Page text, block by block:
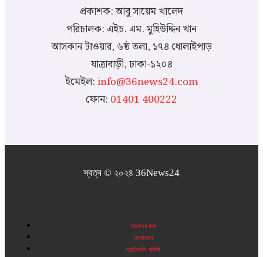
প্রকাশক: আবু সায়েম খালেদ
পরিচালক: এইচ. এম. মুহিউদ্দিন খান
আসকান টাওয়ার, ৬ষ্ঠ তলা, ১৭৪ ধোলাইপাড়
যাত্রাবাড়ী, ঢাকা-১২০৪
ইমেইল:info@36news24.com
ফোন: 01401 400222
স্বত্ব © ২০২৪ 36News24
আমাদের কথা
যোগাযোগ
প্রাইভেসি পলিসি